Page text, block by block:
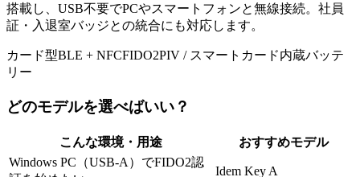
搭載し、USB不要でPCやスマートフォンと無線接続。社員
証・入退室バッジとの統合にも対応します。
カード型BLE + NFCFIDO2PIV / スマートカード内蔵バッテ
リー
どのモデルを選べばいい？
こんな環境・用途
おすすめモデル
Windows PC（USB-A）でFIDO2認
Idem Key A